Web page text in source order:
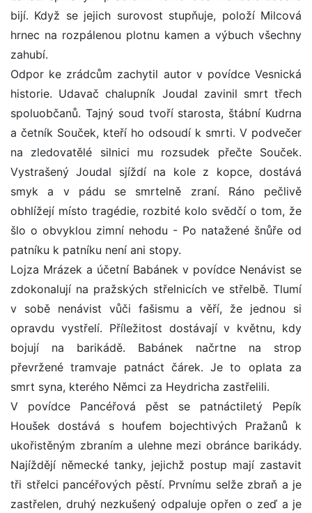
bijí. Když se jejich surovost stupňuje, položí Milcová
hrnec na rozpálenou plotnu kamen a výbuch všechny
zahubí.
Odpor ke zrádcům zachytil autor v povídce Vesnická
historie. Udavač chalupník Joudal zavinil smrt třech
spoluobčanů. Tajný soud tvoří starosta, štábní Kudrna
a četník Souček, kteří ho odsoudí k smrti. V podvečer
na zledovatělé silnici mu rozsudek přečte Souček.
Vystrašený Joudal sjíždí na kole z kopce, dostává
smyk a v pádu se smrtelně zraní. Ráno pečlivě
obhlížejí místo tragédie, rozbité kolo svědčí o tom, že
šlo o obvyklou zimní nehodu - Po natažené šnůře od
patníku k patníku není ani stopy.
Lojza Mrázek a účetní Babánek v povídce Nenávist se
zdokonalují na pražských střelnicích ve střelbě. Tlumí
v sobě nenávist vůči fašismu a věří, že jednou si
opravdu vystřelí. Příležitost dostávají v květnu, kdy
bojují na barikádě. Babánek načrtne na strop
převržené tramvaje patnáct čárek. Je to oplata za
smrt syna, kterého Němci za Heydricha zastřelili.
V povídce Pancéřová pěst se patnáctiletý Pepík
Houšek dostává s houfem bojechtivých Pražanů k
ukořistěným zbraním a ulehne mezi obránce barikády.
Najíždějí německé tanky, jejichž postup mají zastavit
tři střelci pancéřových pěstí. Prvnímu selže zbraň a je
zastřelen, druhý nezkušený odpaluje opřen o zeď a je